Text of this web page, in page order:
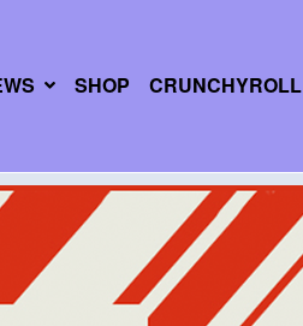
SHOP CRUNCHYROLL